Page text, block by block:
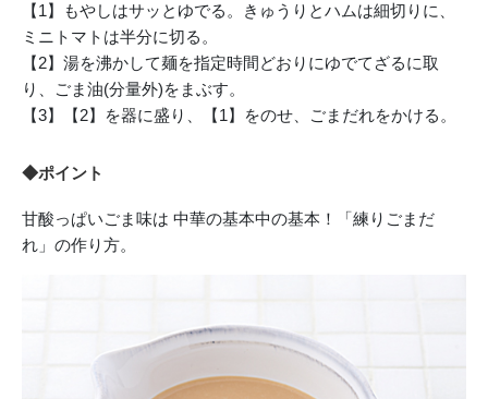
【1】もやしはサッとゆでる。きゅうりとハムは細切りに、
ミニトマトは半分に切る。
【2】湯を沸かして麺を指定時間どおりにゆでてざるに取
り、ごま油(分量外)をまぶす。
【3】【2】を器に盛り、【1】をのせ、ごまだれをかける。
◆ポイント
甘酸っぱいごま味は 中華の基本中の基本！「練りごまだ
れ」の作り方。